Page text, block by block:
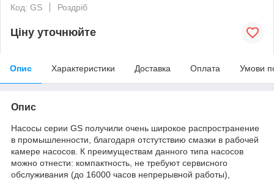
Код: GS
Роздріб
Ціну уточнюйте
Опис Характеристики Доставка Оплата Умови
Опис
Насосы серии GS получили очень широкое распространение
в промышленности, благодаря отстутствию смазки в рабочей
камере насосов. К преимуществам данного типа насосов
можно отнести: компактность, не требуют сервисного
обслуживания (до 16000 часов непрерывной работы),